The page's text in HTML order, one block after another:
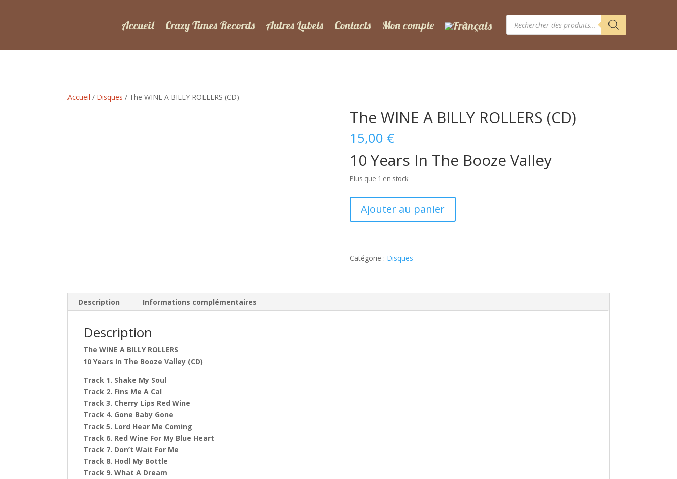
Accueil Crazy Times Records Autres Labels Contacts Mon compte
Recherche
produits
Accueil / Disques / The WINE A BILLY ROLLERS (CD)
The WINE A BILLY ROLLERS (CD)
15,00 €
10 Years In The Booze Valley
Plus que 1 en stock
The
A
BILLY
Ajouter au panier
Catégorie : Disques
Description Informations complémentaires
Description
The WINE A BILLY ROLLERS
10 Years In The Booze Valley (CD)
Track 1. Shake My Soul
Track 2. Fins Me A Cal
Track 3. Cherry Lips Red Wine
Track 4. Gone Baby Gone
Track 5. Lord Hear Me Coming
Track 6. Red Wine For My Blue Heart
Track 7. Don’t Wait For Me
Track 8. Hodl My Bottle
Track 9. What A Dream